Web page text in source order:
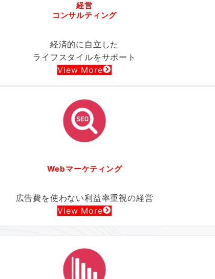
経営
コンサルティング
経済的に自立した
ライフスタイルをサポート
View More
Webマーケティング
広告費を使わない利益率重視の経営
View More